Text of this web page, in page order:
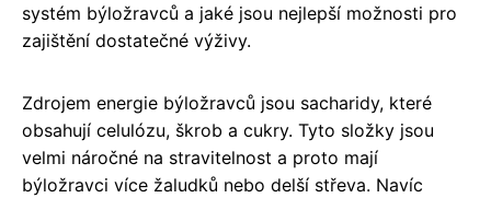
systém býložravců a jaké jsou nejlepší možnosti pro
zajištění dostatečné výživy.
Zdrojem energie býložravců jsou sacharidy, které
obsahují celulózu, škrob a cukry. Tyto složky jsou
velmi náročné na stravitelnost a proto mají
býložravci více žaludků nebo delší střeva. Navíc